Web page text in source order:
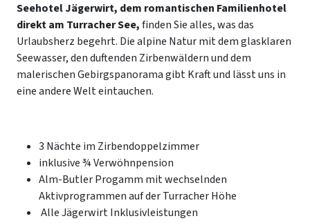
Seehotel Jägerwirt, dem romantischen Familienhotel
direkt am Turracher See,finden Sie alles, was das
Urlaubsherz begehrt. Die alpine Natur mit dem glasklaren
Seewasser, den duftenden Zirbenwäldern und dem
malerischen Gebirgspanorama gibt Kraft und lässt uns in
eine andere Welt eintauchen.
3 Nächte im Zirbendoppelzimmer
inklusive ¾ Verwöhnpension
Alm-Butler Progamm mit wechselnden
Aktivprogrammen auf der Turracher Höhe
Alle Jägerwirt Inklusivleistungen